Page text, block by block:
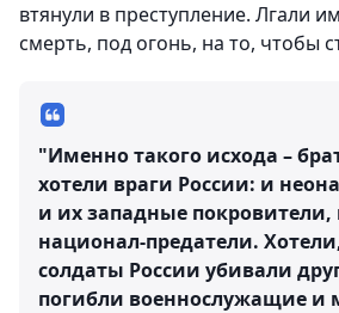
втянули в преступление. Лгали
смерть, под огонь, на то, чтобы
"Именно такого исхода –
хотели враги России: и
и их западные покровители,
национал-предатели.
солдаты России убивали
погибли военнослужащие и